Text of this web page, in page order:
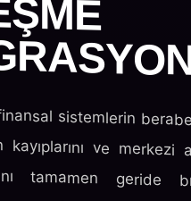
sistemlerinve merkezi
tamamen geride
sayesinde, tüm
dağıtılmış akıllı
icra edilmektedir.
transferleri dış